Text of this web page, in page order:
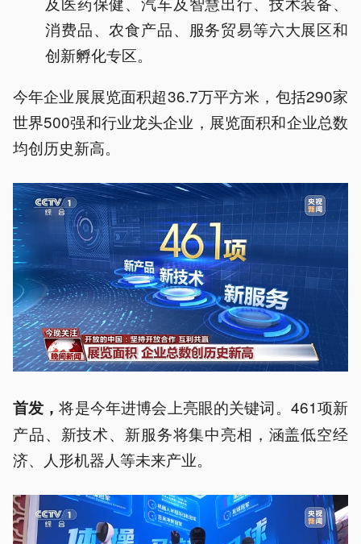
消费品、农食产品、服务贸易等六大展区和
创新孵化专区。
今年企业展展览面积超36.7万平方米，包括290家
世界500强和行业龙头企业，展览面积和企业总数
均创历史新高。
首发，将是今年进博会上亮眼的关键词。461项新
产品、新技术、新服务将集中亮相，涵盖低空经
济、人形机器人等未来产业。